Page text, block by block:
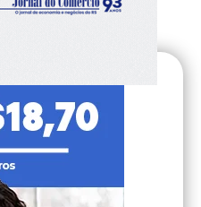
Faça login